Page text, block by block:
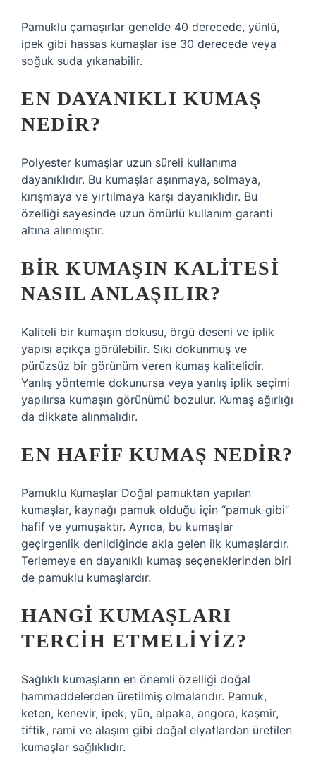
Pamuklu çamaşırlar genelde 40 derecede, yünlü,
ipek gibi hassas kumaşlar ise 30 derecede veya
soğuk suda yıkanabilir.
EN DAYANIKLI KUMAŞ
NEDIR?
Polyester kumaşlar uzun süreli kullanıma
dayanıklıdır. Bu kumaşlar aşınmaya, solmaya,
kırışmaya ve yırtılmaya karşı dayanıklıdır. Bu
özelliği sayesinde uzun ömürlü kullanım garanti
altına alınmıştır.
BIR KUMAŞIN KALITESI
NASIL ANLAŞILIR?
Kaliteli bir kumaşın dokusu, örgü deseni ve iplik
yapısı açıkça görülebilir. Sıkı dokunmuş ve
pürüzsüz bir görünüm veren kumaş kalitelidir.
Yanlış yöntemle dokunursa veya yanlış iplik seçimi
yapılırsa kumaşın görünümü bozulur. Kumaş ağırlığı
da dikkate alınmalıdır.
EN HAFIF KUMAŞ NEDIR?
Pamuklu Kumaşlar Doğal pamuktan yapılan
kumaşlar, kaynağı pamuk olduğu için “pamuk gibi”
hafif ve yumuşaktır. Ayrıca, bu kumaşlar
geçirgenlik denildiğinde akla gelen ilk kumaşlardır.
Terlemeye en dayanıklı kumaş seçeneklerinden biri
de pamuklu kumaşlardır.
HANGI KUMAŞLARI
TERCIH ETMELIYIZ?
Sağlıklı kumaşların en önemli özelliği doğal
hammaddelerden üretilmiş olmalarıdır. Pamuk,
keten, kenevir, ipek, yün, alpaka, angora, kaşmir,
tiftik, rami ve alaşım gibi doğal elyaflardan üretilen
kumaşlar sağlıklıdır.